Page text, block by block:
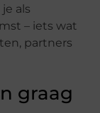
als
– iets wat
partners
graag